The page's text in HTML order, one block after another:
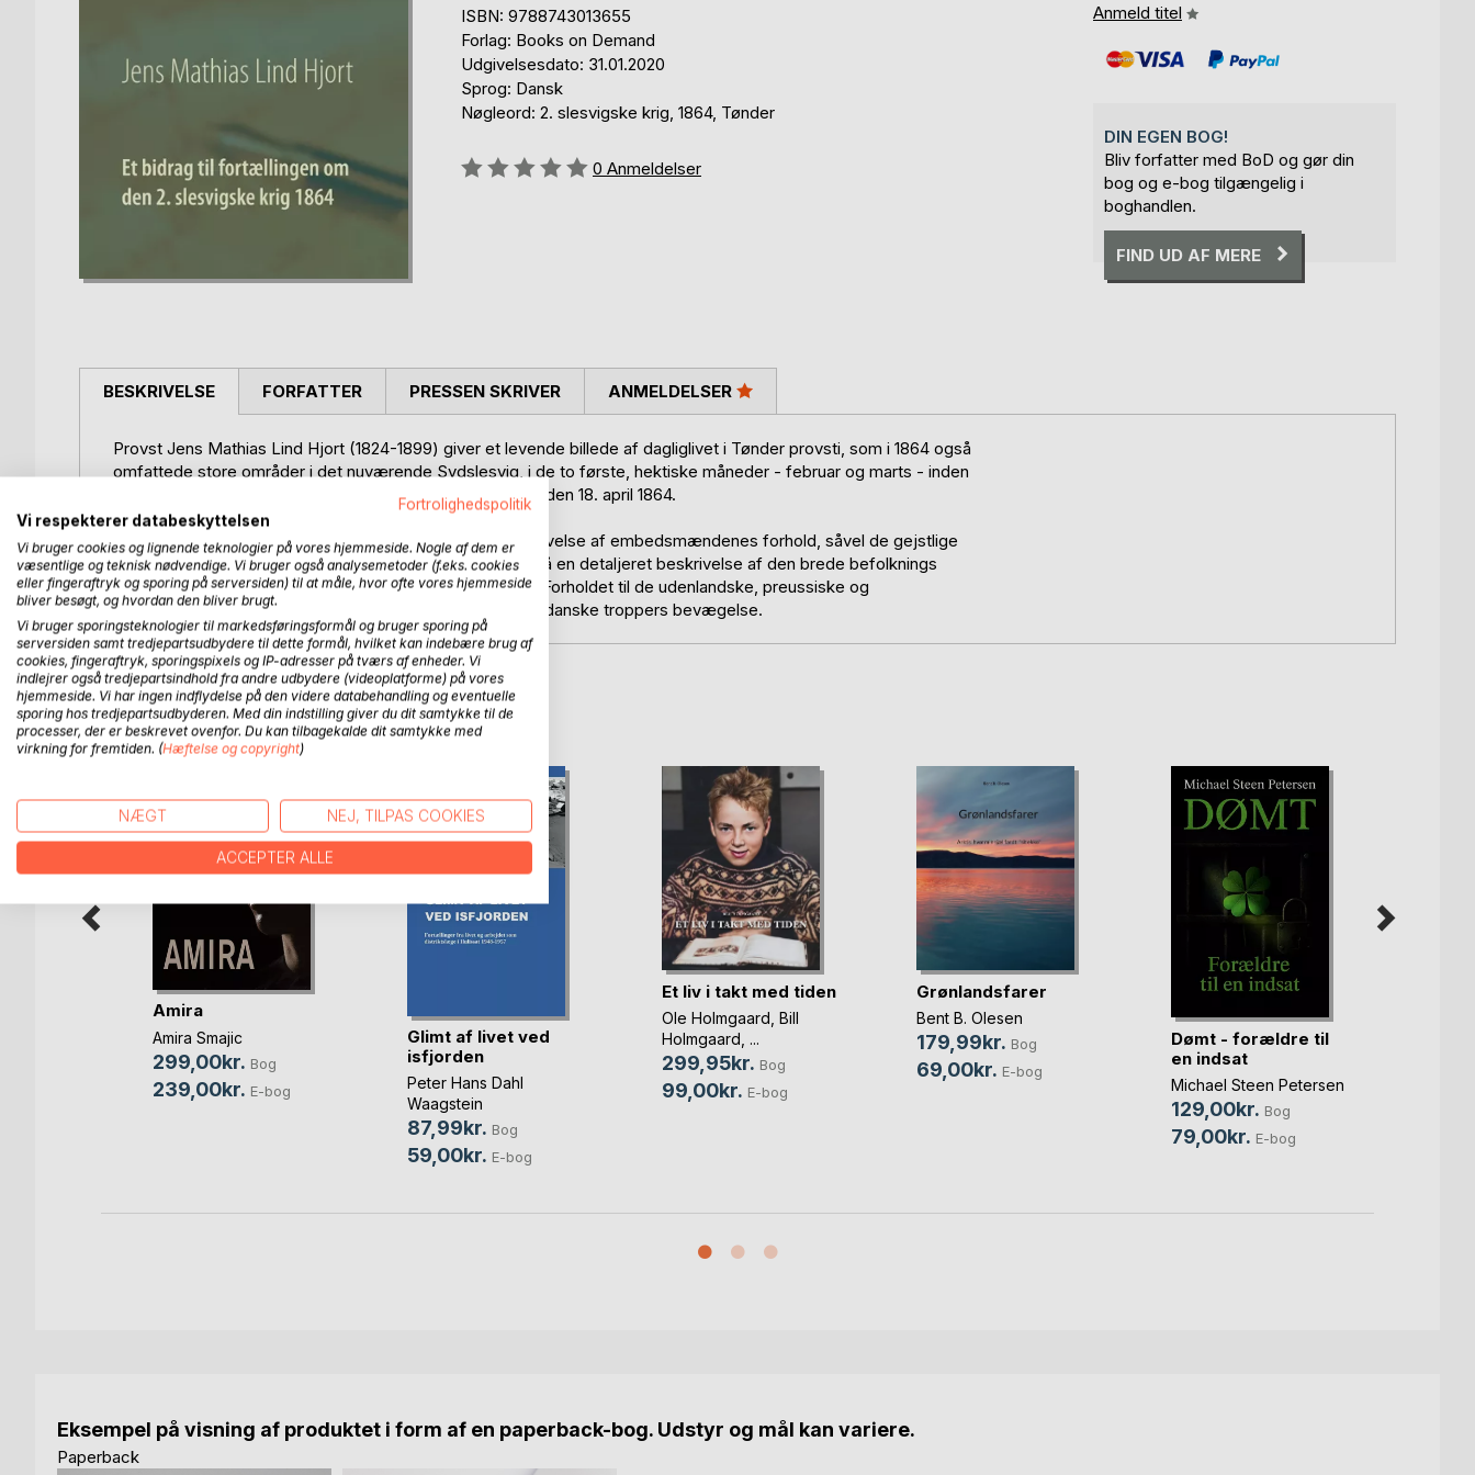
ISBN: 9788743013655
Forlag: Books on Demand
Udgivelsesdato: 31.01.2020
Sprog: Dansk
Nøgleord: 2. slesvigske krig, 1864, Tønder
Anmeldelse::
0 Anmeldelser
Anmeld titel
DIN EGEN BOG!
Bliv forfatter med BoD og gør din
bog og e-bog tilgængelig i
boghandlen.
FIND UD AF MERE
BESKRIVELSE
Provst Jens Mathias Lind Hjort (1824-1899) giver et levende billede af dagliglivet i Tønder provsti, som i 1864 også
omfattede store områder i det nuværende Sydslesvig, i de to første, hektiske måneder - februar og marts - inden
det for alvor gik galt for Danmark med slaget ved Dybbøl den 18. april 1864.
Provst Hjorts indberetnings overordnede mål er en beskrivelse af embedsmændenes forhold, såvel de gejstlige
som de administrative og skolelærerne, men rummer også en detaljeret beskrivelse af den brede befolknings
forhold - hvem var dansksindede og hvem tysksindede? Forholdet til de udenlandske, preussiske og
østrig/ungarske tropper. Rømningen af Dannevirke og de danske troppers bevægelse.
FORFATTER PRESSEN SKRIVER ANMELDELSER
FLERE TITLER HOSBoD
Amira
Amira Smajic
299,00kr. Bog
239,00kr. E-bog
Glimt af livet ved
isfjorden
Peter Hans Dahl
Waagstein
87,99kr. Bog
59,00kr. E-bog
Et liv i takt med tiden
Ole Holmgaard Bill
Holmgaard , ...
299,95kr. Bog
99,00kr. E-bog
Grønlandsfarer
Bent B. Olesen
179,99kr. Bog
69,00kr. E-bog
Dømt - forældre til
en indsat
Michael Steen Petersen
129,00kr. Bog
79,00kr. E-bog
Eksempel på visning af produktet i form af en paperback-bog. Udstyr og mål kan variere.
Paperback
Fortrolighedspolitik
Vi respekterer databeskyttelsen
Vi bruger cookies og lignende teknologier på vores hjemmeside. Nogle af dem er
væsentlige og teknisk nødvendige. Vi bruger også analysemetoder (f.eks. cookies
eller fingeraftryk og sporing på serversiden) til at måle, hvor ofte vores hjemmeside
bliver besøgt, og hvordan den bliver brugt.
Vi bruger sporingsteknologier til markedsføringsformål og bruger sporing på
serversiden samt tredjepartsudbydere til dette formål, hvilket kan indebære brug af
cookies, fingeraftryk, sporingspixels og IP-adresser på tværs af enheder. Vi
indlejrer også tredjepartsindhold fra andre udbydere (videoplatforme) på vores
hjemmeside. Vi har ingen indflydelse på den videre databehandling og eventuelle
sporing hos tredjepartsudbyderen. Med din indstilling giver du dit samtykke til de
processer, der er beskrevet ovenfor. Du kan tilbagekalde dit samtykke med
virkning for fremtiden. (Hæftelse og copyright)
NÆGT NEJ, TILPAS COOKIES
ACCEPTER ALLE